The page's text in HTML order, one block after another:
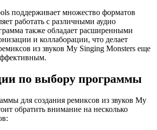
поддерживает множество форматов
работать с различными аудио
также обладает расширенными
и коллаборации, что делает
из звуков My Singing Monsters еще
по выбору программы
для создания ремиксов из звуков My
обратить внимание на несколько